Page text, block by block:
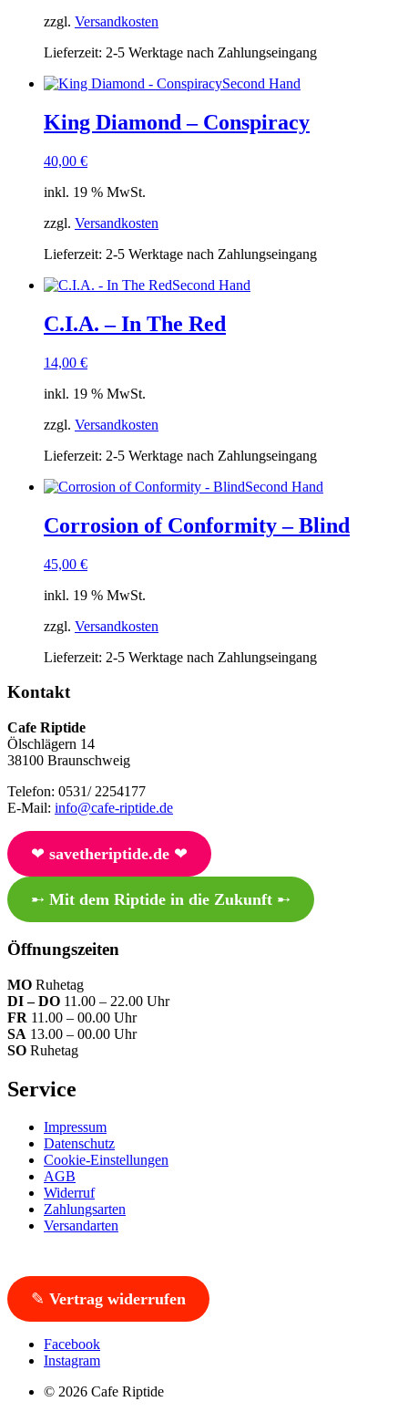
zzgl. Versandkosten
Lieferzeit: 2-5 Werktage nach Zahlungseingang
Second Hand
King Diamond – Conspiracy
40,00 €
inkl. 19 % MwSt.
zzgl. Versandkosten
Lieferzeit: 2-5 Werktage nach Zahlungseingang
Second Hand
C.I.A. – In The Red
14,00 €
inkl. 19 % MwSt.
zzgl. Versandkosten
Lieferzeit: 2-5 Werktage nach Zahlungseingang
Second Hand
Corrosion of Conformity – Blind
45,00 €
inkl. 19 % MwSt.
zzgl. Versandkosten
Lieferzeit: 2-5 Werktage nach Zahlungseingang
Kontakt
Cafe Riptide
Ölschlägern 14
38100 Braunschweig
Telefon: 0531/ 2254177
E-Mail: info@cafe-riptide.de
❤︎ savetheriptide.de❤︎
➸ Mit dem Riptide in die Zukunft➸
Öffnungszeiten
MO Ruhetag
DI – DO 11.00 – 22.00 Uhr
FR 11.00 – 00.00 Uhr
SA 13.00 – 00.00 Uhr
SO Ruhetag
Service
Impressum
Datenschutz
Cookie-Einstellungen
AGB
Widerruf
Zahlungsarten
Versandarten
✎ Vertrag widerrufen
Facebook
Instagram
© 2026 Cafe Riptide